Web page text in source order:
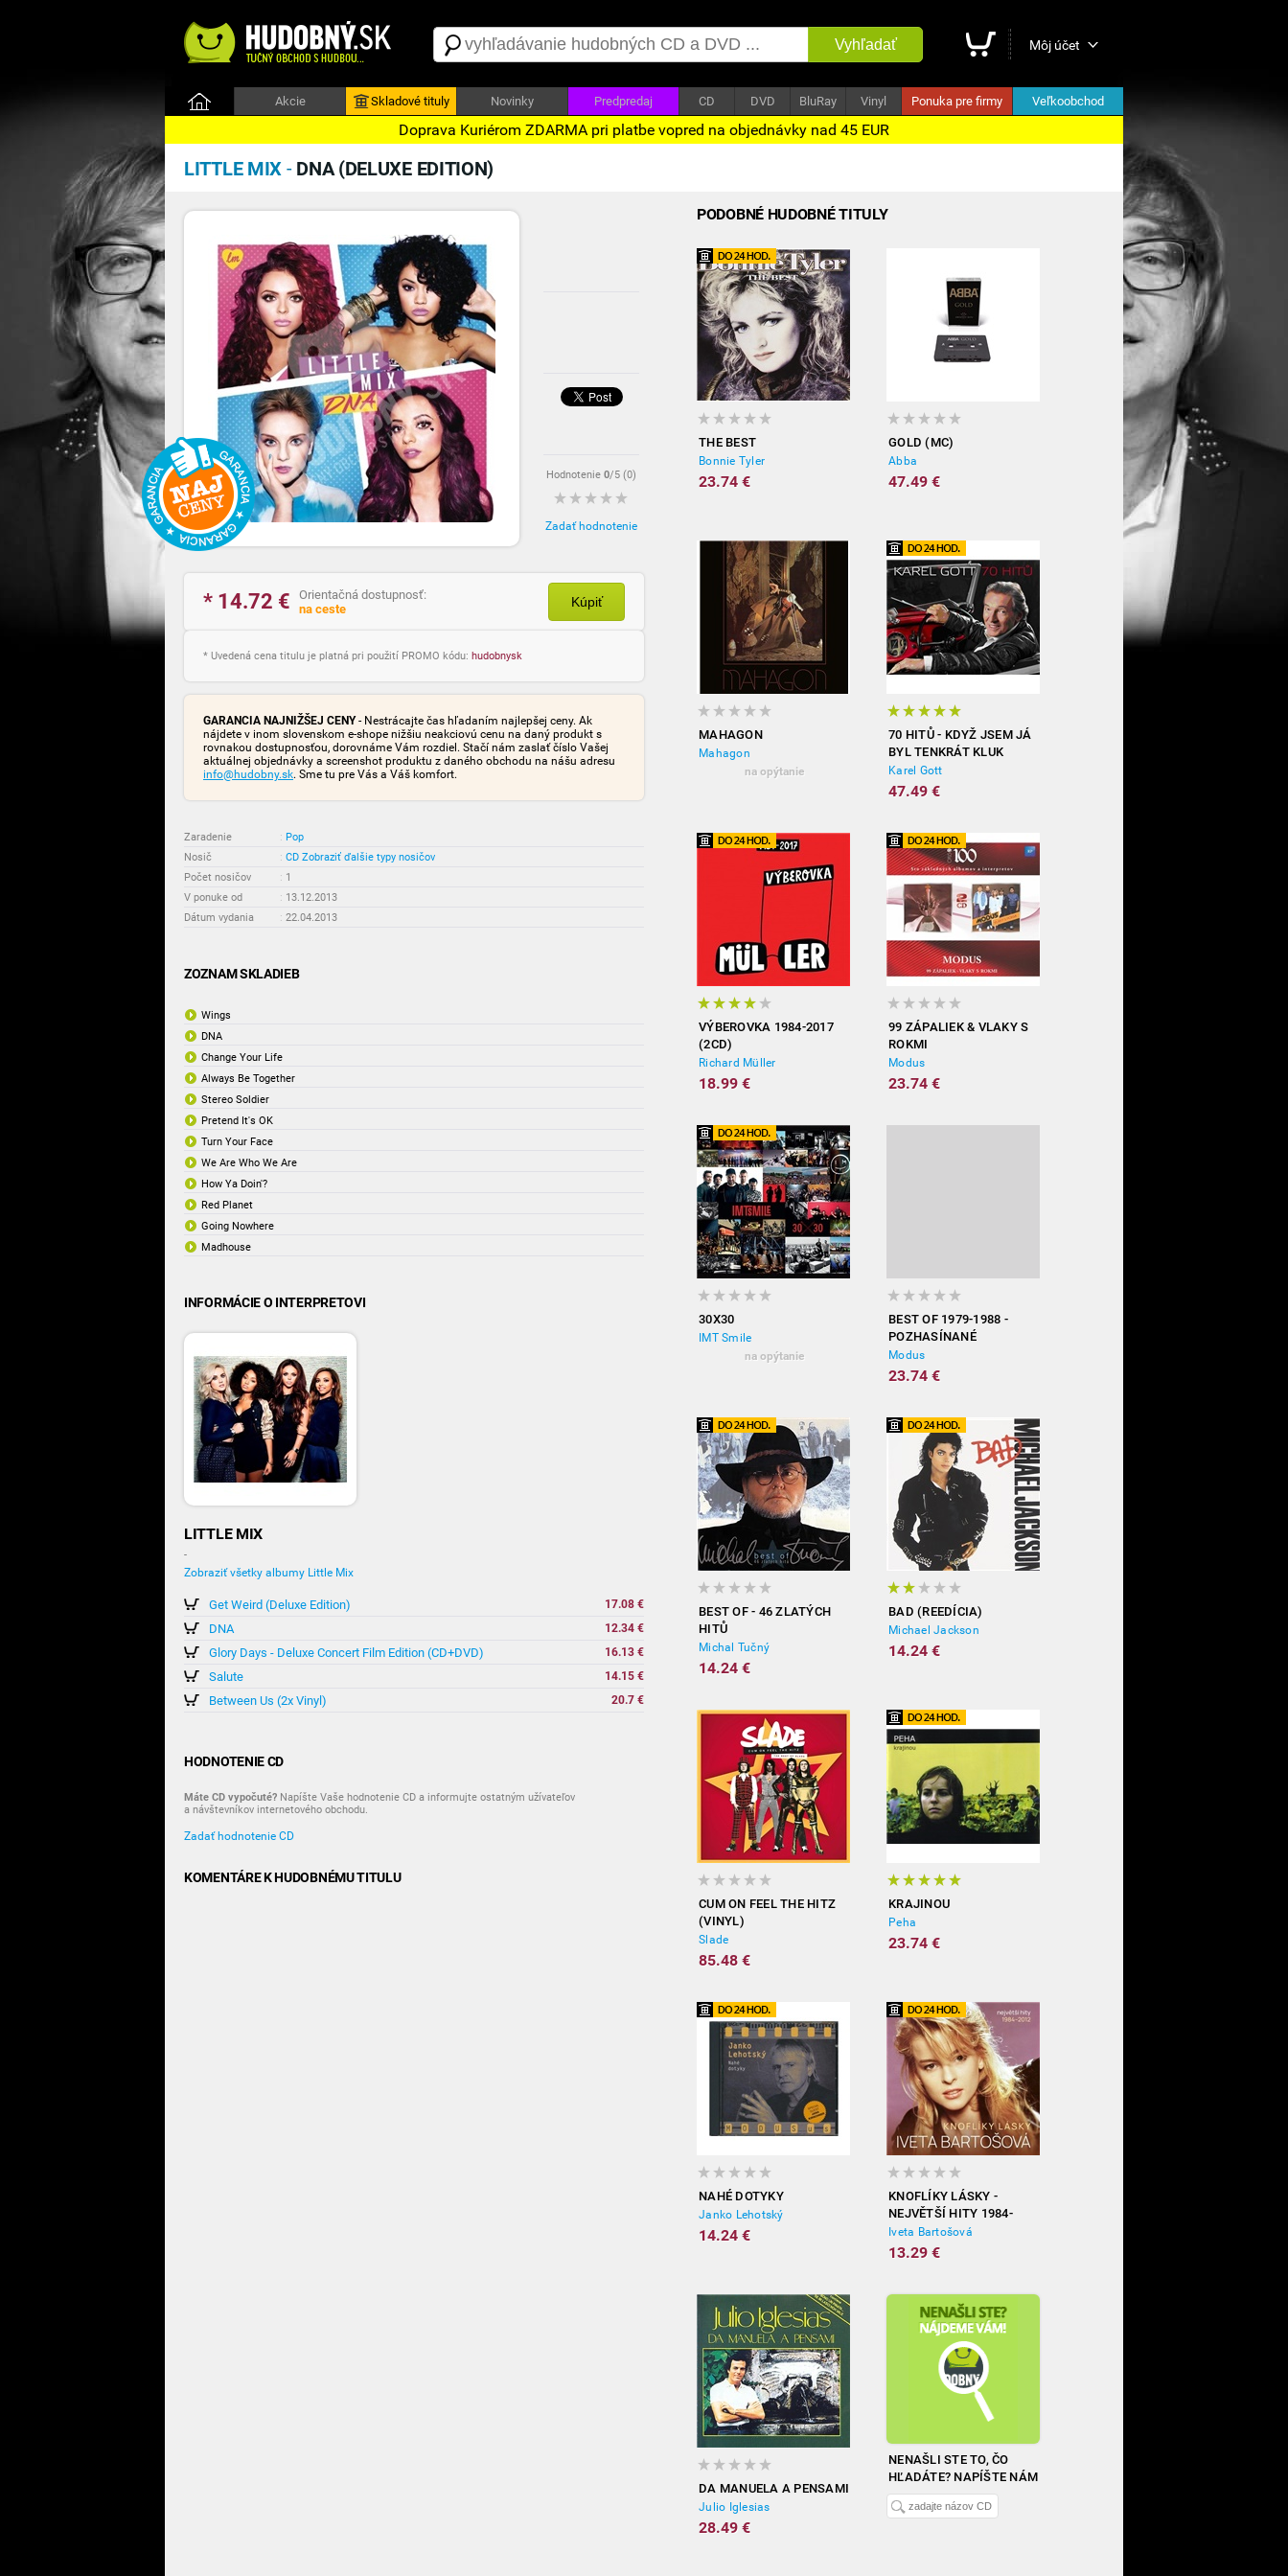
Vyhľadať Môj účet
Akcie Skladové tituly Novinky Predpredaj CD DVD BluRay Vinyl Ponuka pre firmy Veľkoobchod
Doprava Kuriérom ZDARMA pri platbe vopred na objednávky nad 45 EUR
LITTLE MIX - DNA (DELUXE EDITION)
Hodnotenie 0/5 (0)
Zadať hodnotenie
* 14.72 €
Orientačná dostupnosť:
na ceste
Kúpiť
* Uvedená cena titulu je platná pri použití PROMO kódu: hudobnysk
GARANCIA NAJNIŽŠEJ CENY- Nestrácajte čas hľadaním najlepšej ceny. Ak
nájdete v inom slovenskom e-shope nižšiu neakciovú cenu na daný produkt s
rovnakou dostupnosťou, dorovnáme Vám rozdiel. Stačí nám zaslať číslo Vašej
aktuálnej objednávky a screenshot produktu z daného obchodu na nášu adresu
info@hudobny.sk. Sme tu pre Vás a Váš komfort.
Zaradenie : Pop
Nosič
: CD Zobraziť ďalšie typy nosičov
Počet nosičov
: 1
V ponuke od
: 13.12.2013
Dátum vydania
: 22.04.2013
ZOZNAM SKLADIEB
Wings
DNA
Change Your Life
Always Be Together
Stereo Soldier
Pretend It's OK
Turn Your Face
We Are Who We Are
How Ya Doin'?
Red Planet
Going Nowhere
Madhouse
INFORMÁCIE O INTERPRETOVI
LITTLE MIX
-
Zobraziť všetky albumy Little Mix
Get Weird (Deluxe Edition) 17.08 €
DNA 12.34 €
Glory Days - Deluxe Concert Film Edition (CD+DVD) 16.13 €
Salute 14.15 €
Between Us (2x Vinyl) 20.7 €
HODNOTENIE CD
Máte CD vypočuté? Napíšte Vaše hodnotenie CD a informujte ostatným užívateľov
a návštevníkov internetového obchodu.
Zadať hodnotenie CD
KOMENTÁRE K HUDOBNÉMU TITULU
PODOBNÉ HUDOBNÉ TITULY
THE BEST
Bonnie Tyler
23.74 €
GOLD (MC)
Abba
47.49 €
MAHAGON
Mahagon
na opýtanie
70 HITŮ - KDYŽ JSEM JÁ
BYL TENKRÁT KLUK
(3CD)
Karel Gott
47.49 €
VÝBEROVKA 1984-2017
(2CD)
Richard Müller
18.99 €
99 ZÁPALIEK & VLAKY S
ROKMI
Modus
23.74 €
30X30
IMT Smile
na opýtanie
BEST OF 1979-1988 -
POZHASÍNANÉ
Modus
23.74 €
BEST OF - 46 ZLATÝCH
HITŮ
Michal Tučný
14.24 €
BAD (REEDÍCIA)
Michael Jackson
14.24 €
CUM ON FEEL THE HITZ
(VINYL)
Slade
85.48 €
KRAJINOU
Peha
23.74 €
NAHÉ DOTYKY
Janko Lehotský
14.24 €
KNOFLÍKY LÁSKY -
NEJVĚTŠÍ HITY 1984-
2012
Iveta Bartošová
13.29 €
DA MANUELA A PENSAMI
Julio Iglesias
28.49 €
NENAŠLI STE TO, ČO
HĽADÁTE? NAPÍŠTE NÁM